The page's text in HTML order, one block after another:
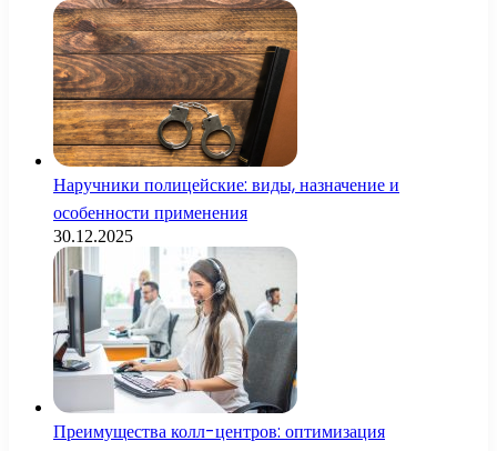
Наручники полицейские: виды, назначение и
особенности применения
30.12.2025
Преимущества колл-центров: оптимизация